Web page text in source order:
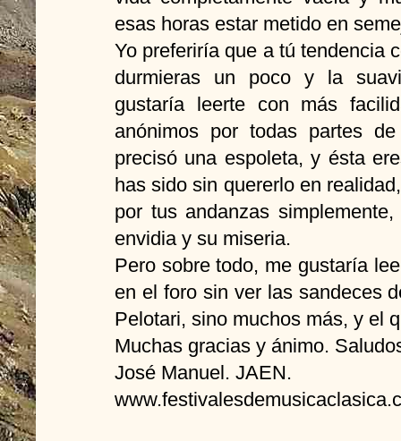
esas horas estar metido en
Yo preferiría que a tú tendencia
durmieras un poco y la
gustaría leerte con más
anónimos por todas partes
precisó una espoleta, y ésta
has sido sin quererlo en
por tus andanzas
envidia y su miseria.
Pero sobre todo, me gustaría
en el foro sin ver las sandeces
Pelotari, sino muchos más, y el
Muchas gracias y ánimo.
José Manuel. JAEN.